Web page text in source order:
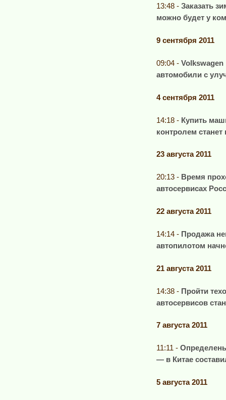
13:48 - Заказать
можно будет у
9 сентября 2011
09:04 - Volkswagen
автомобили с
4 сентября 2011
14:18 - Купить
контролем
23 августа 2011
20:13 - Время
автосервисах
22 августа 2011
14:14 - Продажа
автопилотом
21 августа 2011
14:38 - Пройти
автосервисов
7 августа 2011
11:11 -
— в Китае
5 августа 2011